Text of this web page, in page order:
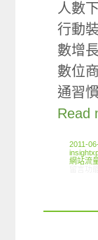
人數
行動
數增
數位
通習
Read
2011-
網站流